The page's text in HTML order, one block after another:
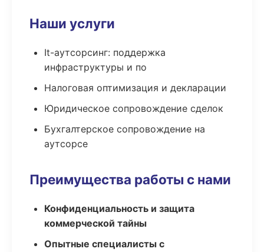
Наши услуги
It-аутсорсинг: поддержка
инфраструктуры и по
Налоговая оптимизация и декларации
Юридическое сопровождение сделок
Бухгалтерское сопровождение на
аутсорсе
Преимущества работы с нами
Конфиденциальность и защита
коммерческой тайны
Опытные специалисты с